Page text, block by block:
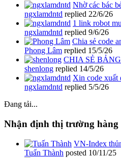
Nhờ các bác
ngxlamdntd replied 22/6/26
1 link robot
ngxlamdntd replied 9/6/26
Chia sẻ code
Phong Lâm replied 15/5/26
CHIA SẺ
shenlong replied 14/5/26
Xin code xuất
ngxlamdntd replied 5/5/26
Đang tải...
Nhận định thị trường hàng
VN-Index
Tuấn Thành posted 10/11/25